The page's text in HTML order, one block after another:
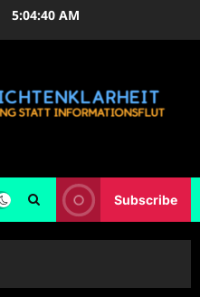
5:04:42 AM
Subscribe